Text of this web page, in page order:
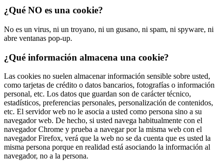
¿Qué NO es una cookie?
No es un virus, ni un troyano, ni un gusano, ni spam, ni spyware, ni
abre ventanas pop-up.
¿Qué información almacena una cookie?
Las cookies no suelen almacenar información sensible sobre usted,
como tarjetas de crédito o datos bancarios, fotografías o información
personal, etc. Los datos que guardan son de carácter técnico,
estadísticos, preferencias personales, personalización de contenidos,
etc. El servidor web no le asocia a usted como persona sino a su
navegador web. De hecho, si usted navega habitualmente con el
navegador Chrome y prueba a navegar por la misma web con el
navegador Firefox, verá que la web no se da cuenta que es usted la
misma persona porque en realidad está asociando la información al
navegador, no a la persona.